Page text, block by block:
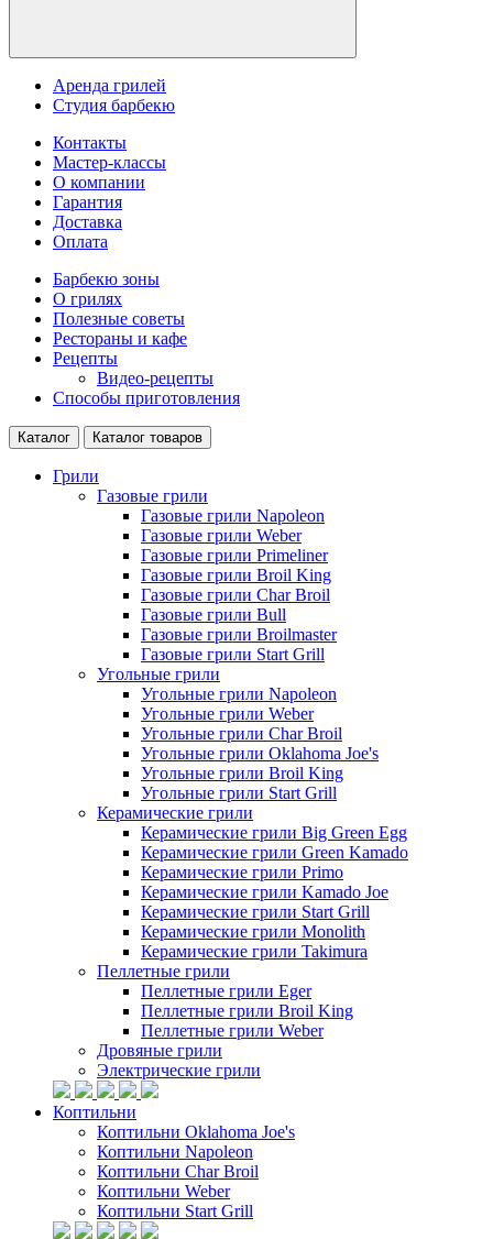
Аренда грилей
Студия барбекю
Контакты
Мастер-классы
О компании
Гарантия
Доставка
Оплата
Барбекю зоны
О грилях
Полезные советы
Рестораны и кафе
Рецепты
Видео-рецепты
Способы приготовления
Каталог Каталог товаров
Грили
Газовые грили
Газовые грили Napoleon
Газовые грили Weber
Газовые грили Primeliner
Газовые грили Broil King
Газовые грили Char Broil
Газовые грили Bull
Газовые грили Broilmaster
Газовые грили Start Grill
Угольные грили
Угольные грили Napoleon
Угольные грили Weber
Угольные грили Char Broil
Угольные грили Oklahoma Joe's
Угольные грили Broil King
Угольные грили Start Grill
Керамические грили
Керамические грили Big Green Egg
Керамические грили Green Kamado
Керамические грили Primo
Керамические грили Kamado Joe
Керамические грили Start Grill
Керамические грили Monolith
Керамические грили Takimura
Пеллетные грили
Пеллетные грили Eger
Пеллетные грили Broil King
Пеллетные грили Weber
Дровяные грили
Электрические грили
Коптильни
Коптильни Oklahoma Joe's
Коптильни Napoleon
Коптильни Char Broil
Коптильни Weber
Коптильни Start Grill